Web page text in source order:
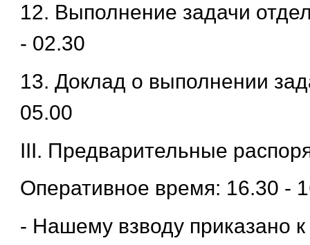
12. Выполнение задачи
- 02.30
13. Доклад о выполнении
05.00
III. Предварительные
Оперативное время: 16.30 -
- Нашему взводу приказано